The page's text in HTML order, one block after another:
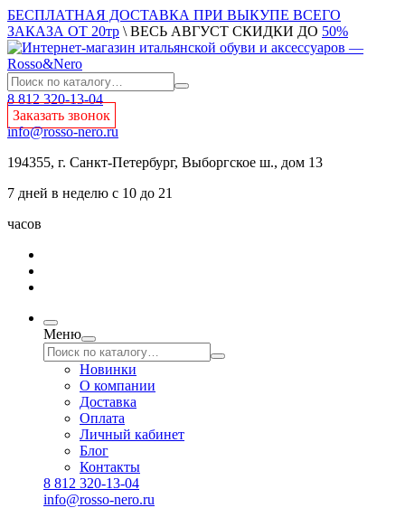
БЕСПЛАТНАЯ ДОСТАВКА ПРИ ВЫКУПЕ ВСЕГО
ЗАКАЗА ОТ 20тр \ ВЕСЬ АВГУСТ СКИДКИ ДО 50%
8 812 320-13-04
Заказать звонок
info@rosso-nero.ru
194355, г. Санкт-Петербург, Выборгское ш., дом 13
7 дней в неделю с 10 до 21
часов
Меню
Новинки
О компании
Доставка
Оплата
Личный кабинет
Блог
Контакты
8 812 320-13-04
info@rosso-nero.ru